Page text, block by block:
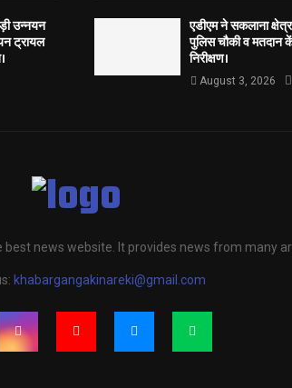
उन्नयन
ट्रायल
एडीएम ने सकलाना
पुलिस चौकी व मतदान
निरीक्षण।
August 3, 2026
best news website. It provides news from many
khabargangakinareki@gmail.com